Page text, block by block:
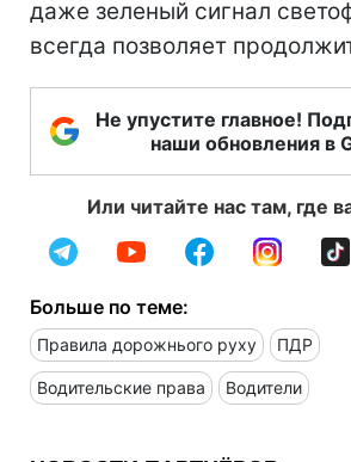
даже зеленый сигнал
всегда позволяет
Не упустите главное!
наши обновления в
Или читайте нас там, где
Больше по теме:
Правила дорожнього руху ПДР
Водительские права Водители